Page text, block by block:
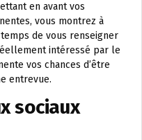
en avant vos
vous montrez à
de vous renseigner
intéressé par le
vos chances d’être
entrevue.
sociaux